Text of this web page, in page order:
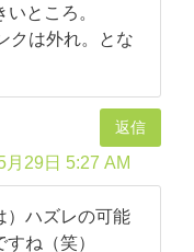
ところ。
クは外れ。とな
返信
月29日 5:27 AM
）ハズレの可能
ね（笑）